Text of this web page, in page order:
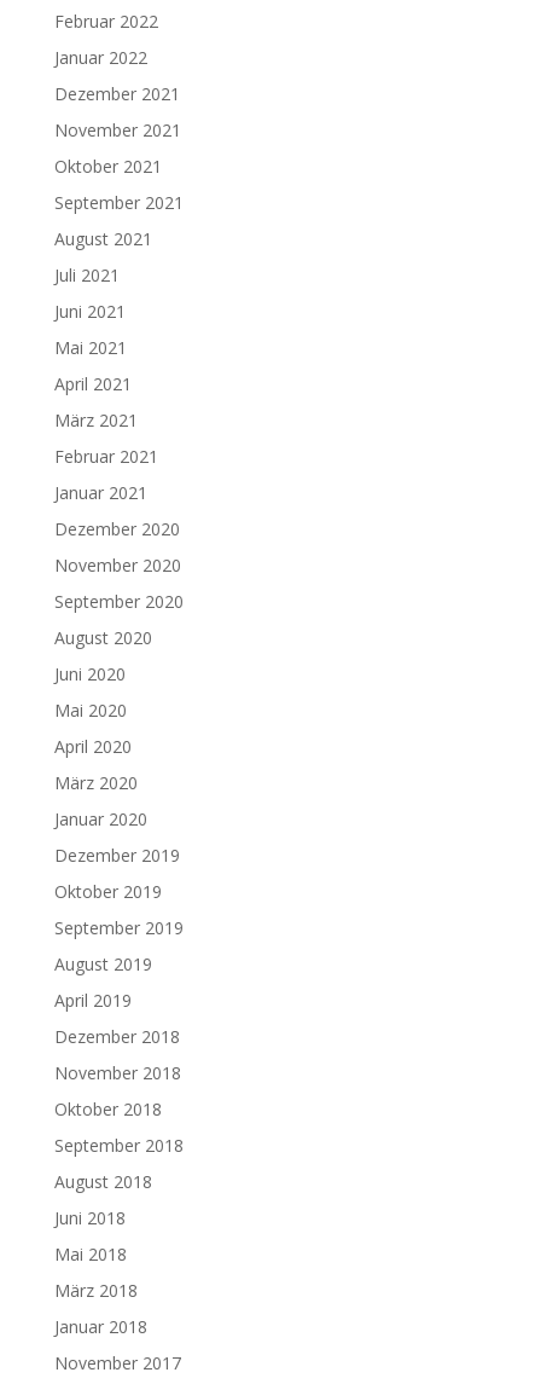
Februar 2022
Januar 2022
Dezember 2021
November 2021
Oktober 2021
September 2021
August 2021
Juli 2021
Juni 2021
Mai 2021
April 2021
März 2021
Februar 2021
Januar 2021
Dezember 2020
November 2020
September 2020
August 2020
Juni 2020
Mai 2020
April 2020
März 2020
Januar 2020
Dezember 2019
Oktober 2019
September 2019
August 2019
April 2019
Dezember 2018
November 2018
Oktober 2018
September 2018
August 2018
Juni 2018
Mai 2018
März 2018
Januar 2018
November 2017